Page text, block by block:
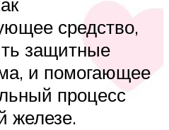
средство,
защитные
и помогающее
процесс
железе.